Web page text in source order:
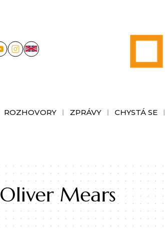
ROZHOVORY ZPRÁVY CHYSTÁ SE
Oliver Mears